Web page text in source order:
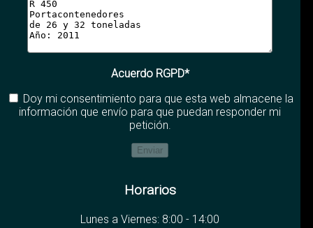
Acuerdo RGPD*
Doy mi consentimiento para que esta web almacene la
información que envío para que puedan responder mi
petición.
Horarios
Lunes a Viernes: 8:00 - 14:00